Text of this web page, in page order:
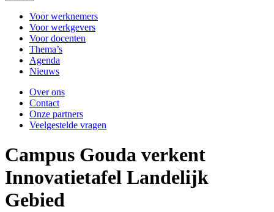
Voor werknemers
Voor werkgevers
Voor docenten
Thema’s
Agenda
Nieuws
Over ons
Contact
Onze partners
Veelgestelde vragen
Campus Gouda verkent
Innovatietafel Landelijk
Gebied